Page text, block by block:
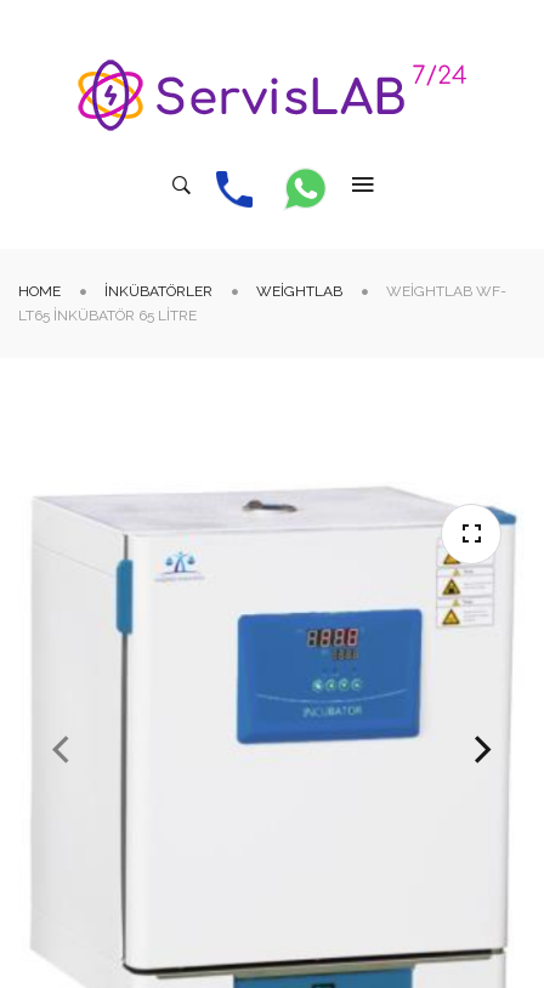
HOME İNKÜBATÖRLER WEIGHTLAB
WEIGHTLAB WF-
LT65 İNKÜBATÖR 65 LITRE